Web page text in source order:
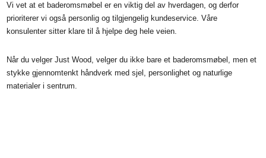
Vi vet at et baderomsmøbel er en viktig del av hverdagen, og derfor
prioriterer vi også personlig og tilgjengelig kundeservice. Våre
konsulenter sitter klare til å hjelpe deg hele veien.
Når du velger Just Wood, velger du ikke bare et baderomsmøbel, men et
stykke gjennomtenkt håndverk med sjel, personlighet og naturlige
materialer i sentrum.